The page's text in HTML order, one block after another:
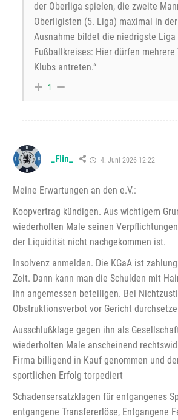
der Oberliga spielen, die zweite
Oberligisten (5. Liga) maximal in
Ausnahme bildet die niedrigste
Fußballkreises: Hier dürfen mehrere
Klubs antreten.“
1
_Flin_ 4. Juni 2026 12:22
Meine Erwartungen an den e.V.:
Koopvertrag kündigen. Aus wichtigem
wiederholten Male seinen
der Liquidität nicht nachgekommen ist.
Insolvenz anmelden. Die KGaA ist
Zeit. Dann kann man die Schulden mit
ihn angemessen beteiligen. Bei
Obstruktionsverbot vor Gericht
Ausschlußklage gegen ihn als
wiederholten Male anscheinend
Firma billigend in Kauf genommen und
sportlichen Erfolg torpediert
Schadensersatzklagen für entgangenes
entgangene Transfererlöse, Entgangene